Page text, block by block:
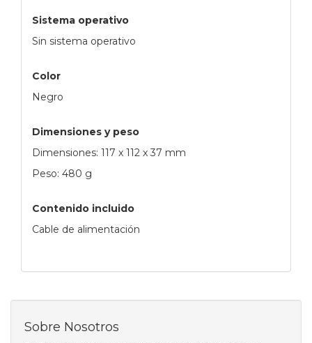
Sistema operativo
Sin sistema operativo
Color
Negro
Dimensiones y peso
Dimensiones: 117 x 112 x 37 mm
Peso: 480 g
Contenido incluido
Cable de alimentación
Sobre Nosotros